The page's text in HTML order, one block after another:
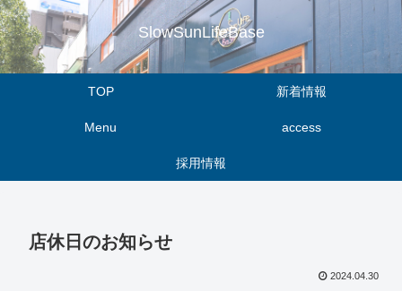
SlowSunLifeBase
TOP 新着情報
Menu access
採用情報
店休日のお知らせ
2024.04.30